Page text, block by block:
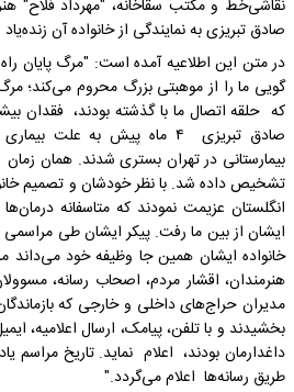
نقاشی‌خط و مکتب سقاخانه، "مهرداد فلاح"
صادق تبریزی به نمایندگی از خانواده آن
در متن این اطلاعیه آمده است: "مرگ پایان
گویی ما را از موهبتی بزرگ محروم می‌کند؛
که حلقه اتصال ما با گذشته بودند، فقدان
صادق تبریزی ۴ ماه پیش به علت
بیمارستانی در تهران بستری شدند. همان
تشخیص داده شد. با نظر خودشان و تصمیم
انگلستان عزیمت نمودند که متاسفانه
ایشان از بین ما رفت. پیکر ایشان طی
خانواده ایشان همین جا وظیفه خود می‌داند
هنرمندان، اقشار مردم، اصحاب رسانه،
مدیران حراج‌های داخلی و خارجی که
بخشیدند و با تلفن، پیامک، ارسال اعلامیه،
داغدارمان بودند، اعلام نماید. تاریخ مراسم
طریق رسانه‌ها اعلام می‌گردد."